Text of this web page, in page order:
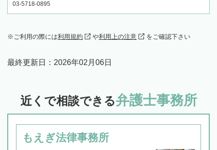
03-5718-0895
ご利用の際には利用規約 や利用上の注意 をご確認下さい
最終更新日： 2026年02月06日
近くで相談できる弁護士事務所
もえぎ法律事務所